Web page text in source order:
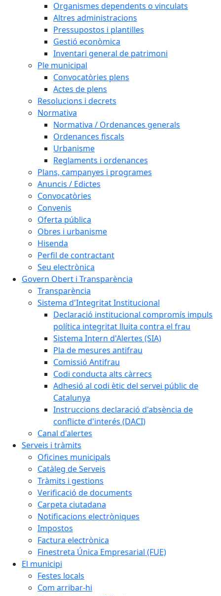
Organismes dependents o vinculats
Altres administracions
Pressupostos i plantilles
Gestió econòmica
Inventari general de patrimoni
Ple municipal
Convocatòries plens
Actes de plens
Resolucions i decrets
Normativa
Normativa / Ordenances generals
Ordenances fiscals
Urbanisme
Reglaments i ordenances
Plans, campanyes i programes
Anuncis / Edictes
Convocatòries
Convenis
Oferta pública
Obres i urbanisme
Hisenda
Perfil de contractant
Seu electrònica
Govern Obert i Transparència
Transparència
Sistema d'Integritat Institucional
Declaració institucional compromís impuls
política integritat lluita contra el frau
Sistema Intern d'Alertes (SIA)
Pla de mesures antifrau
Comissió Antifrau
Codi conducta alts càrrecs
Adhesió al codi ètic del servei públic de
Catalunya
Instruccions declaració d'absència de
conflicte d'interés (DACI)
Canal d'alertes
Serveis i tràmits
Oficines municipals
Catàleg de Serveis
Tràmits i gestions
Verificació de documents
Carpeta ciutadana
Notificacions electròniques
Impostos
Factura electrònica
Finestreta Única Empresarial (FUE)
El municipi
Festes locals
Com arribar-hi